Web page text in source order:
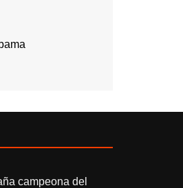
campeona del